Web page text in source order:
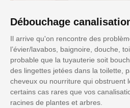
Débouchage
Il arrive qu'on rencontre des
l’évier/lavabos, baignoire, douche,
probable que la tuyauterie soit
des lingettes jetées dans la toilette,
cheveux ou nourriture qui obstruent
certains cas rares que vos
racines de plantes et arbres.